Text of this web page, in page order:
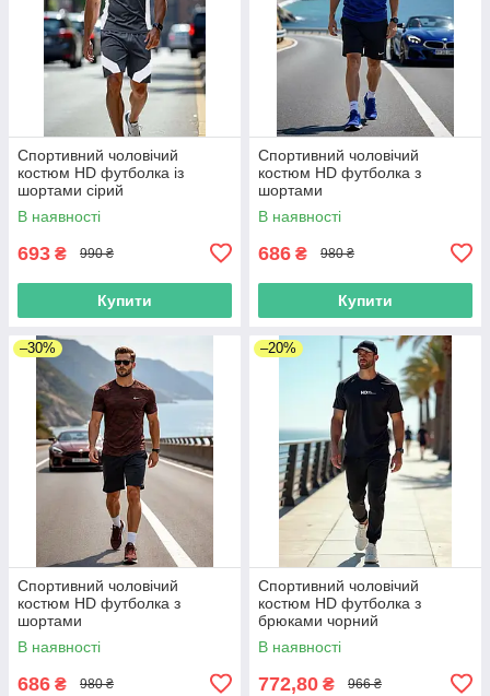
Спортивний чоловічий
костюм HD футболка із
шортами сірий
В наявності
693 ₴ 990 ₴
Купити
Спортивний чоловічий
костюм HD футболка з
шортами
В наявності
686 ₴ 980 ₴
Купити
–30%
Спортивний чоловічий
костюм HD футболка з
шортами
В наявності
686 ₴ 980 ₴
–20%
Спортивний чоловічий
костюм HD футболка з
брюками чорний
В наявності
772,80 ₴ 966 ₴